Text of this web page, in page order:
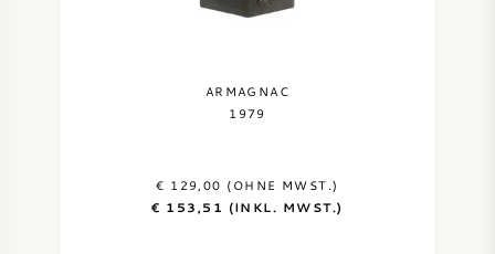
ARMAGNAC
1979
€ 129,00 (OHNE MWST.)
€ 153,51 (INKL. MWST.)